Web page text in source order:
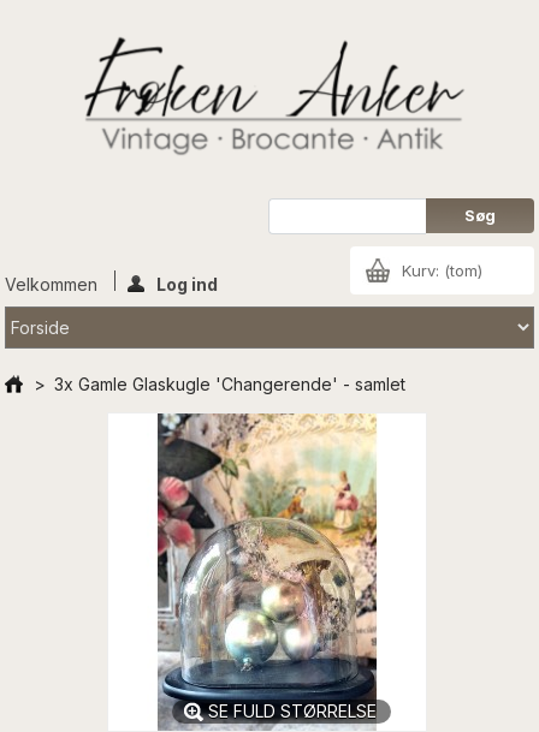
Kurv: (tom)
Velkommen Log ind
> 3x Gamle Glaskugle 'Changerende' - samlet
SE FULD STØRRELSE